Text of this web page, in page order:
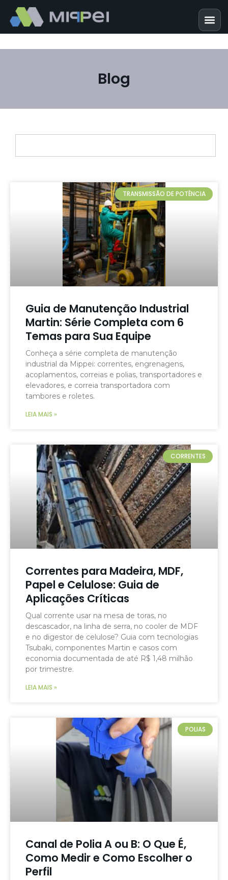
Blog
TRANSMISSÃO DE POTÊNCIA
Guia de Manutenção Industrial
Martin: Série Completa com 6
Temas para Sua Equipe
Conheça a série completa de manutenção
industrial da Mippei: correntes, engrenagens,
acoplamentos, correias e polias, transportadores e
elevadores, e correia transportadora com
tambores e roletes.
LEIA MAIS »
CORRENTES
Correntes para Madeira, MDF,
Papel e Celulose: Guia de
Aplicações Críticas
Qual corrente usar na mesa de toras, no
descascador, na linha de serra, no cooler de MDF
e no digestor de celulose? Guia com tecnologias
Tsubaki, componentes Martin e casos com
economia documentada de até R$ 1,48 milhão
por trimestre.
LEIA MAIS »
POLIAS
Canal de Polia A ou B: O Que É,
Como Medir e Como Escolher o
Perfil